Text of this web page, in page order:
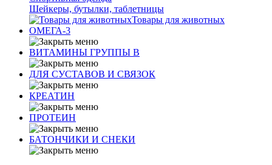
Шейкеры, бутылки, таблетницы
Товары для животных
ОМЕГА-3
ВИТАМИНЫ ГРУППЫ В
ДЛЯ СУСТАВОВ И СВЯЗОК
КРЕАТИН
ПРОТЕИН
БАТОНЧИКИ И СНЕКИ